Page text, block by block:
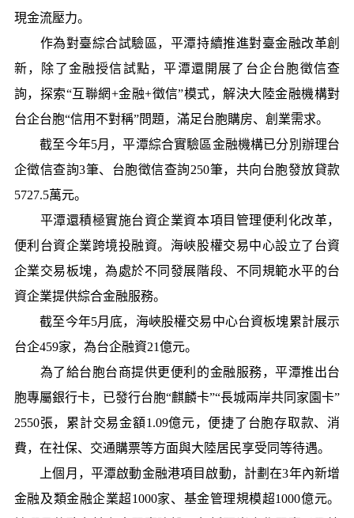
現金流壓力。
作為對臺綜合試驗區，平潭持續推進對臺金融改革創
新，除了金融授信試點，平潭還開展了台企台胞徵信查
詢，探索“互聯網+金融+徵信”模式，解決大陸金融機構對
台企台胞“信用不對稱”問題，滿足台胞購房、創業需求。
截至今年5月，平潭綜合實驗區金融機構已分別辦理台
企徵信查詢3筆、台胞徵信查詢250筆，共向台胞發放貸款
5727.5萬元。
平潭還積極實施台資企業資本項目管理便利化改革，
便利台資企業跨境投融資。海峽股權交易中心設立了台資
企業交易板塊，為處於不同發展階段、不同規範水平的台
資企業提供綜合金融服務。
截至今年5月底，海峽股權交易中心台資板塊累計展示
台企459家，為台企融資21億元。
為了給台胞台商提供更便利的金融服務，平潭推出台
胞專屬銀行卡，已發行台胞“麒麟卡”“長城兩岸共同家園卡”
2550張，累計交易金額1.09億元，便捷了台胞存取款、消
費，在社保、交通購票等方面與大陸居民享受同等待遇。
上個月，平潭啟動金融港項目啟動，計劃在3年內新增
金融及類金融企業超1000家、基金管理規模超1000億元。